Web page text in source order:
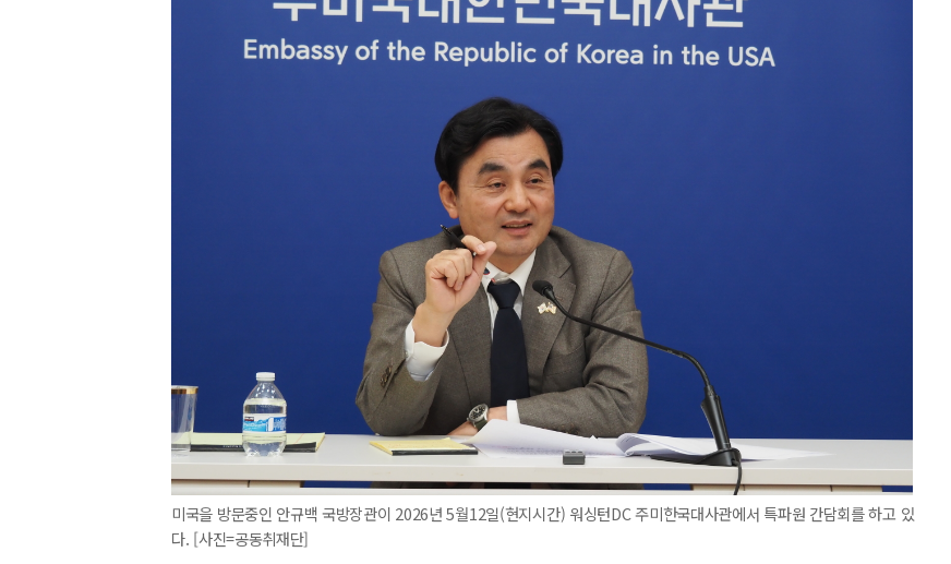
미국을 방문중인 안규백 국방장관이 2026년 5월12일(현지시간) 워싱턴DC 주미한국대사관에서 특파원 간담회를 하고 있
다. [사진=공동취재단]